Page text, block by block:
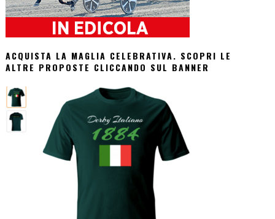
ACQUISTA LA MAGLIA CELEBRATIVA. SCOPRI LE
ALTRE PROPOSTE CLICCANDO SUL BANNER